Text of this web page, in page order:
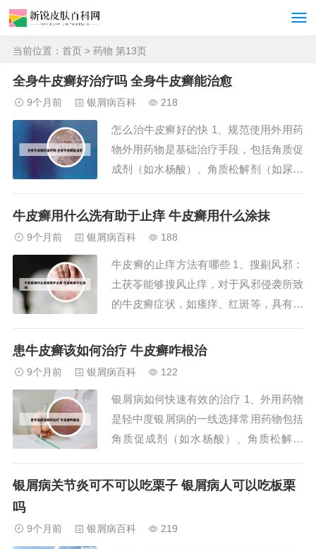
当前位置： 首页 > 药物 第13页
全身牛皮癣好治疗吗 全身牛皮癣能治愈
9个月前 银屑病百科 218
怎么治牛皮癣好的快 1、规范使用外用药
物外用药物是基础治疗手段，包括角质促
成剂（如水杨酸）、角质松解剂（如尿素
维生素D3衍生物（如卡泊三醇）。这些
持一个良好的心态，是治疗该病的关键，
合理的用药...
牛皮癣用什么洗有助于止痒 牛皮癣用什么涂抹
9个月前 银屑病百科 188
牛皮癣的止痒方法有哪些 1、搜剔风邪：
土茯苓能够搜风止痒，对于风邪侵袭所致
的牛皮癣症状，如瘙痒、红斑等，具有显
够清热凉血，对于血热炽盛所致的牛皮癣
活血通络，对于血瘀所致的牛皮癣症状，
如皮肤增厚...
患牛皮癣该如何治疗 牛皮癣咋根治
9个月前 银屑病百科 122
银屑病如何快速有效的治疗 1、外用药物
是轻中度银屑病的一线选择常用药物包括
角质促成剂（如水杨酸）、角质松解剂
的松）及维生素D3衍生物（如卡泊三
素类药物治疗 弱效激素：如尤卓尔（丁
银屑病关节炎可不可以吃栗子 银屑病人可以吃板栗
吗
9个月前 银屑病百科 219